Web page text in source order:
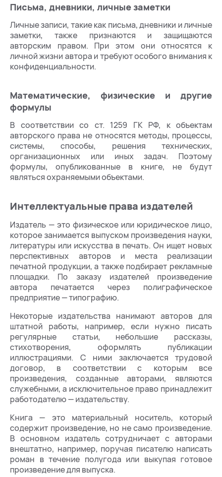
Письма, дневники, личные заметки
Личные записи, такие как письма, дневники и личные
заметки, также признаются и защищаются
авторским правом. При этом они относятся к
личной жизни автора и требуют особого внимания к
конфиденциальности.
Математические, физические и другие
формулы
В соответствии со ст. 1259 ГК РФ, к объектам
авторского права не относятся методы, процессы,
системы, способы, решения технических,
организационных или иных задач. Поэтому
формулы, опубликованные в книге, не будут
являться охраняемыми объектами.
Интеллектуальные права издателей
Издатель — это физическое или юридическое лицо,
которое занимается выпуском произведения науки,
литературы или искусства в печать. Он ищет новых
перспективных авторов и места реализации
печатной продукции, а также подбирает рекламные
площадки. По заказу издателей произведение
автора печатается через полиграфическое
предприятие — типографию.
Некоторые издательства нанимают авторов для
штатной работы, например, если нужно писать
регулярные статьи, небольшие рассказы,
стихотворения, оформлять публикации
иллюстрациями. С ними заключается трудовой
договор, в соответствии с которым все
произведения, созданные авторами, являются
служебными, а исключительное право принадлежит
работодателю — издательству.
Книга — это материальный носитель, который
содержит произведение, но не само произведение.
В основном издатель сотрудничает с авторами
внештатно, например, поручая писателю написать
роман в течение полугода или выкупая готовое
произведение для выпуска.